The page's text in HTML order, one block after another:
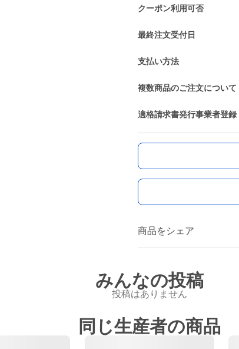
クーポン利用可否
最終注文受付日
支払い方法
複数商品のご注文について
適格請求書発行事業者登録
商品をシェア
みんなの投稿
投稿はありません
同じ生産者の商品